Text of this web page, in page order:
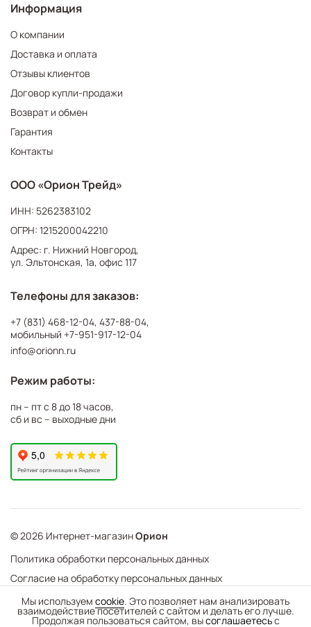
Мы используем cookie. Это позволяет нам анализировать
взаимодействие посетителей с сайтом и делать его лучше.
Продолжая пользоваться сайтом, высоглашаетесьс
- + В корзину
Информация
О компании
Доставка и оплата
Отзывы клиентов
Договор купли-продажи
Возврат и обмен
Гарантия
Контакты
ООО «Орион Трейд»
ИНН: 5262383102
ОГРН: 1215200042210
Адрес: г. Нижний Новгород,
ул. Эльтонская, 1а, офис 117
Телефоны для заказов:
+7 (831) 468-12-04, 437-88-04,
мобильный +7-951-917-12-04
info@orionn.ru
Режим работы:
пн – пт с 8 до 18 часов,
сб и вс – выходные дни
© 2026 Интернет-магазинОрион
Политика обработки персональных данных
Согласие на обработку персональных данных
Web Механика
- создание интернет-магазинов